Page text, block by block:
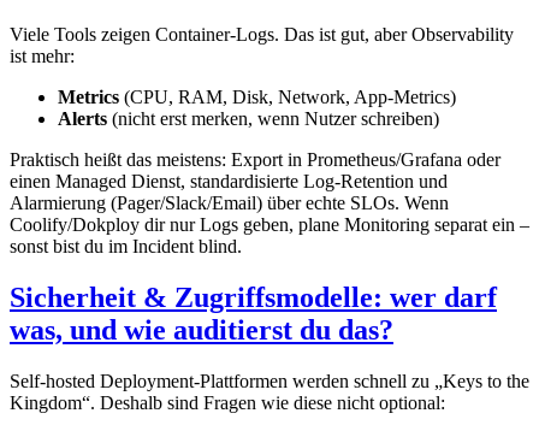
Viele Tools zeigen Container-Logs. Das ist gut, aber Observability
ist mehr:
Metrics (CPU, RAM, Disk, Network, App-Metrics)
Alerts (nicht erst merken, wenn Nutzer schreiben)
Praktisch heißt das meistens: Export in Prometheus/Grafana oder
einen Managed Dienst, standardisierte Log-Retention und
Alarmierung (Pager/Slack/Email) über echte SLOs. Wenn
Coolify/Dokploy dir nur Logs geben, plane Monitoring separat ein –
sonst bist du im Incident blind.
Sicherheit & Zugriffsmodelle: wer darf
was, und wie auditierst du das?
Self-hosted Deployment-Plattformen werden schnell zu „Keys to the
Kingdom“. Deshalb sind Fragen wie diese nicht optional: